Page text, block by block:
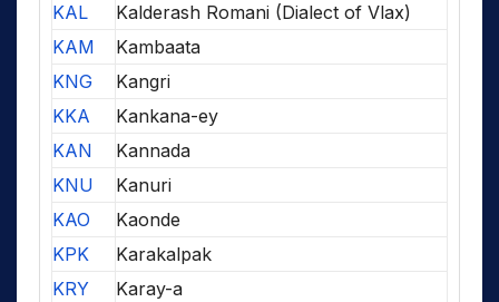
KAL
Kalderash Romani (Dialect of Vlax)
KAM
Kambaata
KNG
Kangri
KKA
Kankana-ey
KAN
Kannada
KNU
Kanuri
KAO
Kaonde
KPK
Karakalpak
KRY
Karay-a